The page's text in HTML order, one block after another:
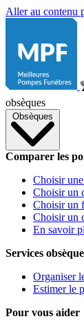
Aller au contenu
obsèques
Obsèques
Comparer les
Choisir
Choisir un
Choisir un
Choisir un
En savoir
Services
Organiser
Estimer le
Pour vous aider